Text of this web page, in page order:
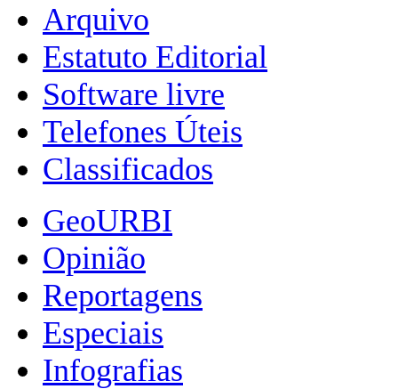
Arquivo
Estatuto Editorial
Software livre
Telefones Úteis
Classificados
GeoURBI
Opinião
Reportagens
Especiais
Infografias